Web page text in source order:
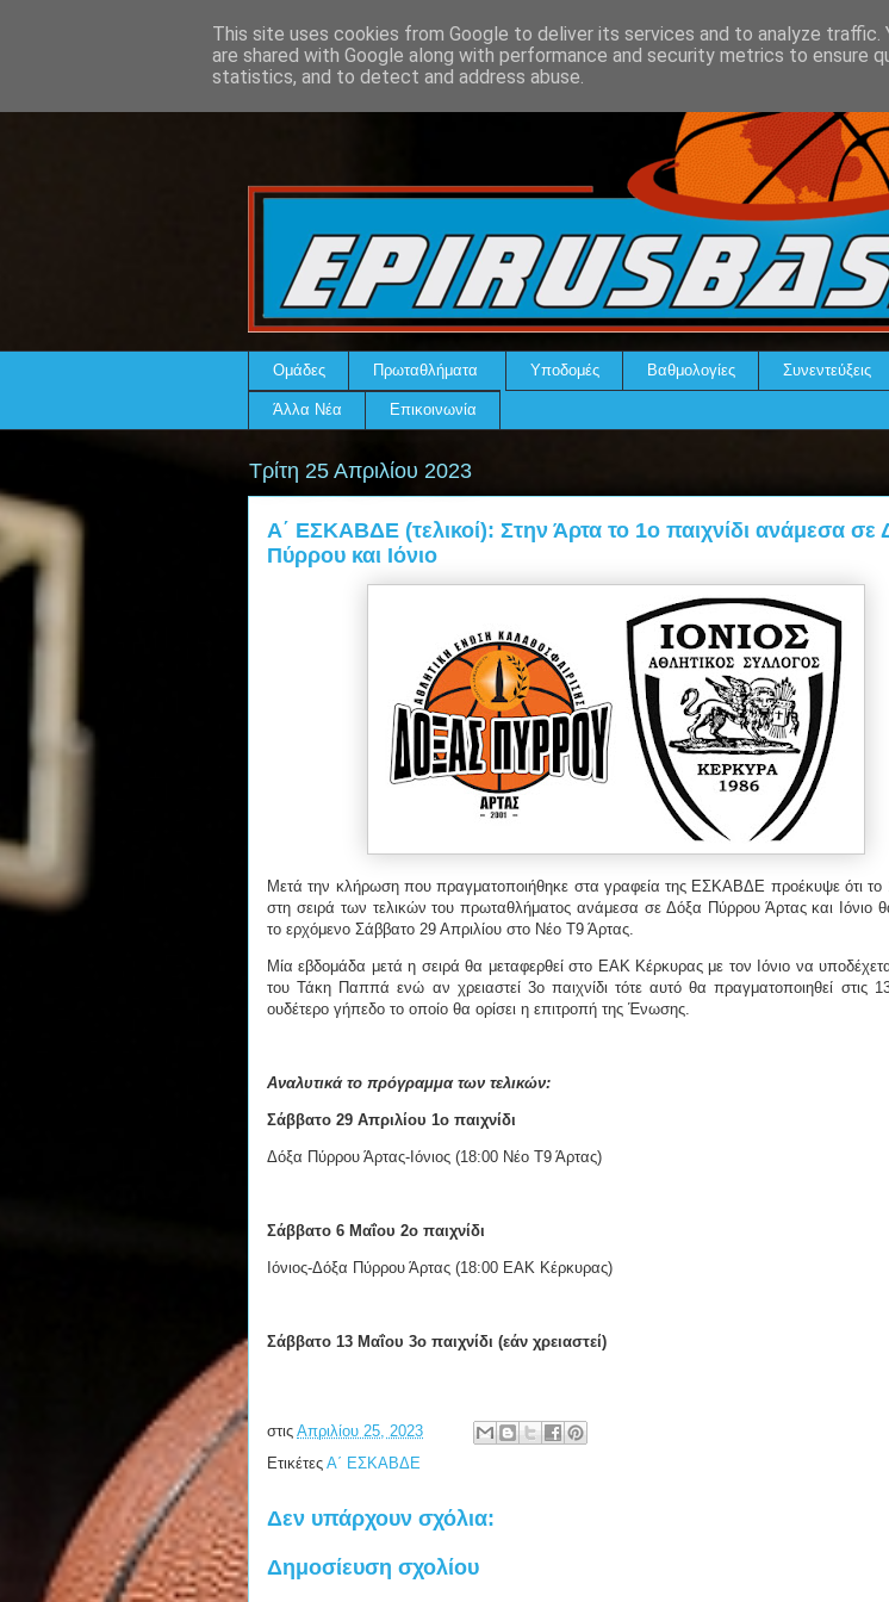
Ομάδες Πρωταθλήματα Υποδομές Βαθμολογίες Συνεντεύξεις
Άλλα Νέα Επικοινωνία
Τρίτη 25 Απριλίου 2023
Α΄ ΕΣΚΑΒΔΕ (τελικοί): Στην Άρτα το 1ο παιχνίδι ανάμεσα σε
Πύρρου και Ιόνιο
Μετά την κλήρωση που πραγματοποιήθηκε στα γραφεία της ΕΣΚΑΒΔΕ προέκυψε ότι το
στη σειρά των τελικών του πρωταθλήματος ανάμεσα σε Δόξα Πύρρου Άρτας και Ιόνιο
το ερχόμενο Σάββατο 29 Απριλίου στο Νέο Τ9 Άρτας.
Μία εβδομάδα μετά η σειρά θα μεταφερθεί στο ΕΑΚ Κέρκυρας με τον Ιόνιο να
του Τάκη Παππά ενώ αν χρειαστεί 3ο παιχνίδι τότε αυτό θα πραγματοποιηθεί στις
ουδέτερο γήπεδο το οποίο θα ορίσει η επιτροπή της Ένωσης.
Αναλυτικά το πρόγραμμα των τελικών:
Σάββατο 29 Απριλίου 1ο παιχνίδι
Δόξα Πύρρου Άρτας-Ιόνιος (18:00 Νέο Τ9 Άρτας)
Σάββατο 6 Μαΐου 2ο παιχνίδι
Ιόνιος-Δόξα Πύρρου Άρτας (18:00 ΕΑΚ Κέρκυρας)
Σάββατο 13 Μαΐου 3ο παιχνίδι (εάν χρειαστεί)
στις Απριλίου 25, 2023
Ετικέτες Α΄ ΕΣΚΑΒΔΕ
Δεν υπάρχουν σχόλια:
Δημοσίευση σχολίου
This site uses cookies from Google to deliver its services and to analyze traffic.
are shared with Google along with performance and security metrics to ensure
statistics, and to detect and address abuse.